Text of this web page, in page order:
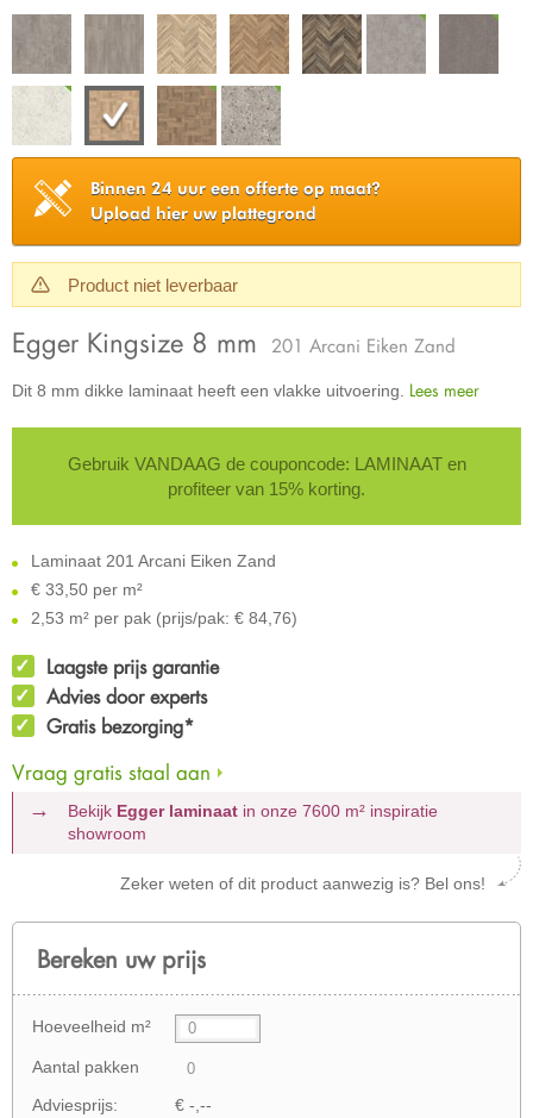
Binnen 24 uur een offerte op maat?
Upload hier uw plattegrond
Product niet leverbaar
Egger Kingsize 8 mm 201 Arcani Eiken Zand
Dit 8 mm dikke laminaat heeft een vlakke uitvoering. Lees meer
Gebruik VANDAAG de couponcode: LAMINAAT en
profiteer van 15% korting.
Laminaat 201 Arcani Eiken Zand
€ 33,50 per m²
2,53 m² per pak (prijs/pak: € 84,76)
Laagste prijs garantie
Advies door experts
Gratis bezorging*
Vraag gratis staal aan
Bekijk Egger laminaatin onze 7600 m² inspiratie
showroom
Zeker weten of dit product aanwezig is? Bel ons!
Bereken uw prijs
Hoeveelheid m²
Aantal pakken
Adviesprijs: € -,--